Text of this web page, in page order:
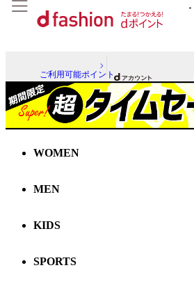
ご利用可能ポイント
WOMEN
MEN
KIDS
SPORTS